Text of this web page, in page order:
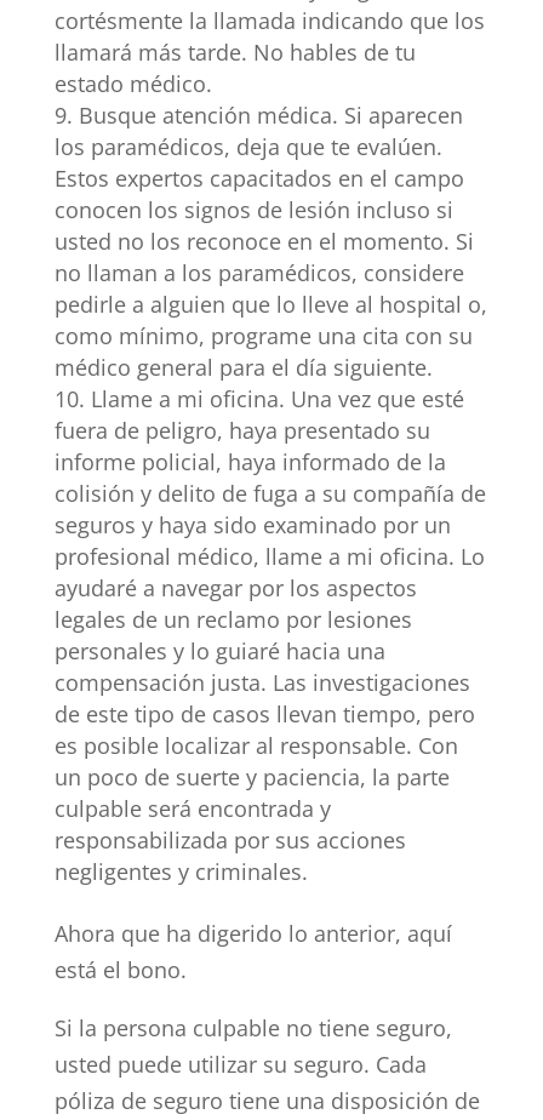
cortésmente la llamada indicando que los
llamará más tarde. No hables de tu
estado médico.
Busque atención médica. Si aparecen
los paramédicos, deja que te evalúen.
Estos expertos capacitados en el campo
conocen los signos de lesión incluso si
usted no los reconoce en el momento. Si
no llaman a los paramédicos, considere
pedirle a alguien que lo lleve al hospital o,
como mínimo, programe una cita con su
médico general para el día siguiente.
Llame a mi oficina. Una vez que esté
fuera de peligro, haya presentado su
informe policial, haya informado de la
colisión y delito de fuga a su compañía de
seguros y haya sido examinado por un
profesional médico, llame a mi oficina. Lo
ayudaré a navegar por los aspectos
legales de un reclamo por lesiones
personales y lo guiaré hacia una
compensación justa. Las investigaciones
de este tipo de casos llevan tiempo, pero
es posible localizar al responsable. Con
un poco de suerte y paciencia, la parte
culpable será encontrada y
responsabilizada por sus acciones
negligentes y criminales.
Ahora que ha digerido lo anterior, aquí
está el bono.
Si la persona culpable no tiene seguro,
usted puede utilizar su seguro. Cada
póliza de seguro tiene una disposición de